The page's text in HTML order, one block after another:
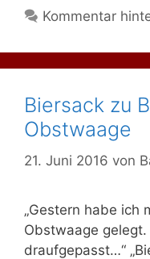
Kommentar
Biersack zu
Obstwaage
21. Juni 2016 von
„Gestern habe ich
Obstwaage
draufgepasst…“